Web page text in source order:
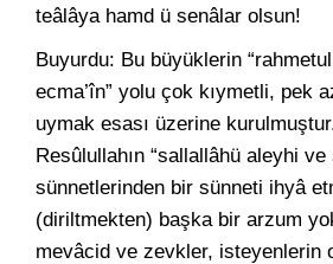
teâlâya hamd ü senâlar olsun!
Buyurdu: Bu büyüklerin
ecma’în” yolu çok kıymetli, pek
uymak esası üzerine
Resûlullahın “sallallâhü aleyhi ve
sünnetlerinden bir sünneti ihyâ
(diriltmekten) başka bir arzum
mevâcid ve zevkler, isteyenlerin